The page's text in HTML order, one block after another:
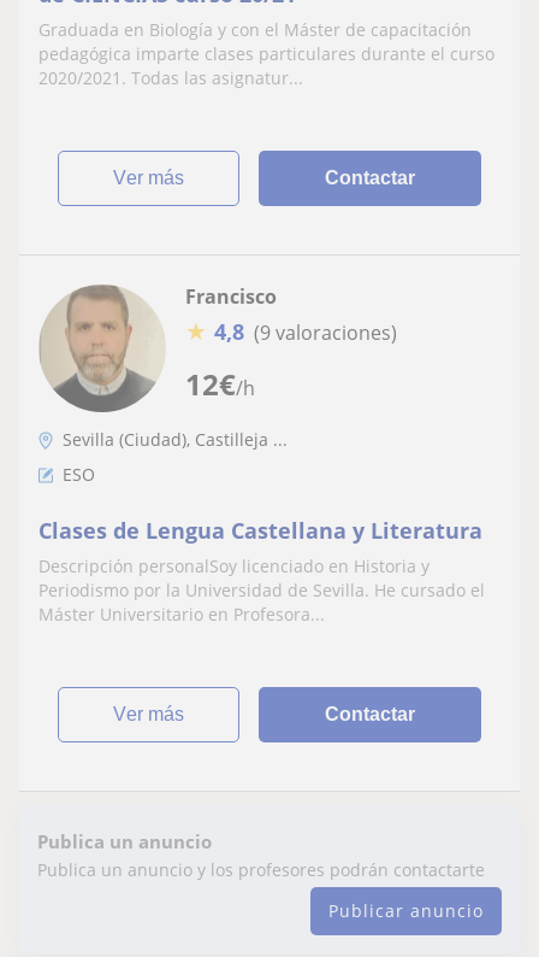
Graduada en Biología y con el Máster de capacitación
pedagógica imparte clases particulares durante el curso
2020/2021. Todas las asignatur...
ver más Contactar
12€/h
Francisco
★ 4,8 (9 valoraciones)
Sevilla (Ciudad), Castilleja ...
ESO
Clases de Lengua Castellana y Literatura
Descripción personalSoy licenciado en Historia y
Periodismo por la Universidad de Sevilla. He cursado el
Máster Universitario en Profesora...
ver más Contactar
Publica un anuncio
Publica un anuncio y los profesores podrán contactarte
Publicar anuncio